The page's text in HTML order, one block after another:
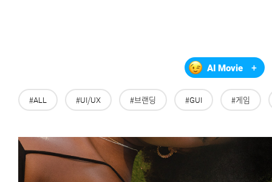
AI Movie +
#ALL #UI/UX #브랜딩 #GUI #게임